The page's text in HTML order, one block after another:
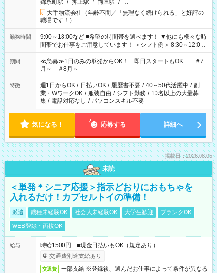
錦糸町駅 / 押上駅 / 両国駅 / …
大手物流会社（年齢不問／「無理なく続けられる」と好評の
職場です！）
勤務時間
9:00～18:00など ■希望の時間帯を選べます！ ▼他にも様々な時
間帯でお仕事をご用意しています！ ＜シフト例＞ 8:30～12:00
17:00～22:00 13:00～22:00 22:00～翌6:00 など
期間
≪急募≫1日のみの単発からOK！ 即日スタートもOK！ ＃7
月～ ＃8月～
特徴 週1日からOK / 日払いOK / 履歴書不要 / 40～50代活躍中 / 副
業・WワークOK / 服装自由 / シフト勤務 / 10名以上の大量募
集 / 電話対応なし / パソコンスキル不要
気になる！ 応募する 詳細へ
掲載日：2026.08.05
未読
＜単発＊シニア応援＞指示どおりにおもちゃを
入れるだけ！カプセルトイの準備！
派遣 職種未経験OK 社会人未経験OK 大学生歓迎
ブランクOK
WEB登録・面接OK
給与
時給1500円 ■現金日払いもOK（規定あり）
交通費別途支給あり
交通費
一部支給 ※登録後、選んだお仕事によって条件が異なる